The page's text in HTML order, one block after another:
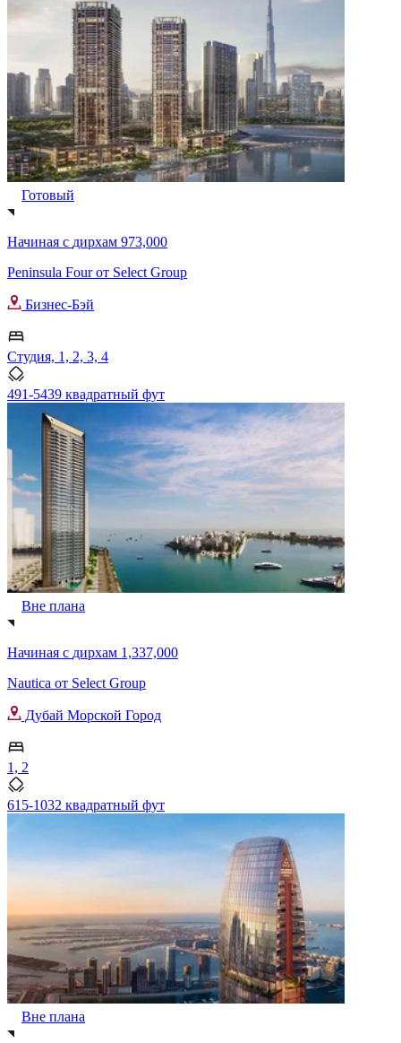
Готовый
Начиная с дирхам 973,000
Peninsula Four от Select Group
Бизнес-Бэй
Студия, 1, 2, 3, 4
491-5439 квадратный фут
Вне плана
Начиная с дирхам 1,337,000
Nautica от Select Group
Дубай Морской Город
1, 2
615-1032 квадратный фут
Вне плана